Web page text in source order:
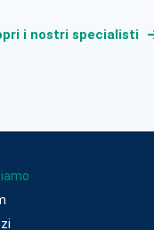
i nostri specialisti